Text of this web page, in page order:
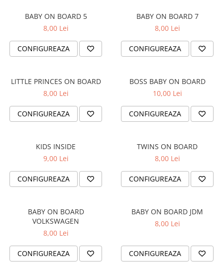
PARASOLARE
PENTRU FETE
SETURI STICKERE
STICKERE CAPAC REZERVOR
STICKERE CRĂCIUN
STICKERE GEAM MIC
STICKERE JDM
STICKERE PENTRU CAPOTA
STICKERE PENTRU LATERALE
STICKERE PRAGURI
STICKERE PRINTATE
STICKERE UTILAJE AGRICOLE
BABY ON BOARD 5
8,00 Lei
CONFIGUREAZA
BABY ON BOARD 7
8,00 Lei
CONFIGUREAZA
LITTLE PRINCES ON BOARD
8,00 Lei
CONFIGUREAZA
BOSS BABY ON BOARD
10,00 Lei
CONFIGUREAZA
KIDS INSIDE
9,00 Lei
CONFIGUREAZA
TWINS ON BOARD
8,00 Lei
CONFIGUREAZA
BABY ON BOARD
VOLKSWAGEN
8,00 Lei
CONFIGUREAZA
BABY ON BOARD JDM
8,00 Lei
CONFIGUREAZA